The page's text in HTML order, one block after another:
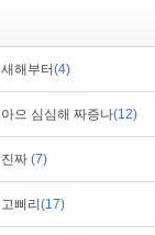
새해부터(4)
아으 심심해 짜증나(12)
진짜 (7)
고삐리 (17)